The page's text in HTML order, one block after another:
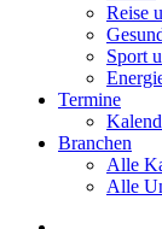
Reise
Sport
Termine
Branchen
Alle
Alle